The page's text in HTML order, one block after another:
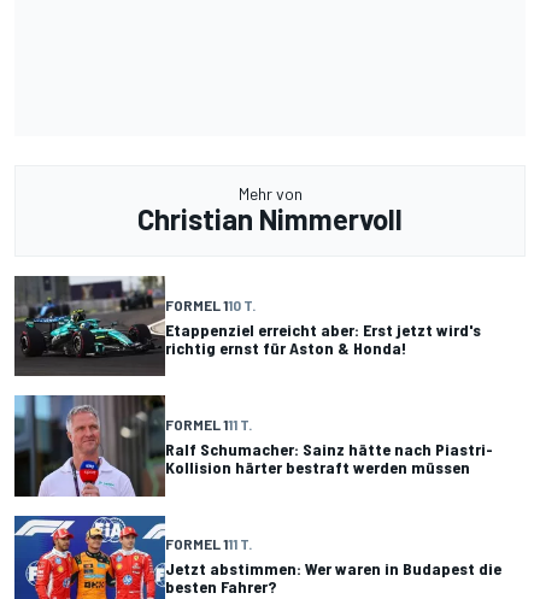
Mehr von
Christian Nimmervoll
FORMEL 110 T.
Etappenziel erreicht aber: Erst jetzt wird's
richtig ernst für Aston & Honda!
FORMEL 111 T.
Ralf Schumacher: Sainz hätte nach Piastri-
Kollision härter bestraft werden müssen
FORMEL 111 T.
Jetzt abstimmen: Wer waren in Budapest die
besten Fahrer?